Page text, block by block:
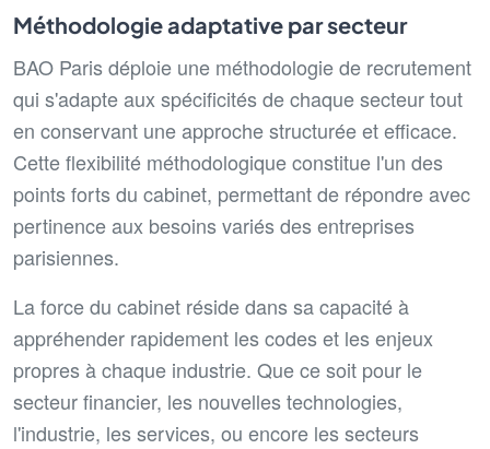
Méthodologie adaptative par secteur
BAO Paris déploie une méthodologie de recrutement
qui s'adapte aux spécificités de chaque secteur tout
en conservant une approche structurée et efficace.
Cette flexibilité méthodologique constitue l'un des
points forts du cabinet, permettant de répondre avec
pertinence aux besoins variés des entreprises
parisiennes.
La force du cabinet réside dans sa capacité à
appréhender rapidement les codes et les enjeux
propres à chaque industrie. Que ce soit pour le
secteur financier, les nouvelles technologies,
l'industrie, les services, ou encore les secteurs